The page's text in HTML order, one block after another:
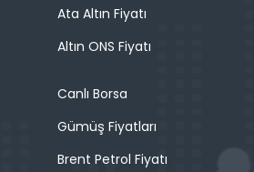
Ata Altın Fiyatı
Altın ONS Fiyatı
Canlı Borsa
Gümüş Fiyatları
Brent Petrol Fiyatı